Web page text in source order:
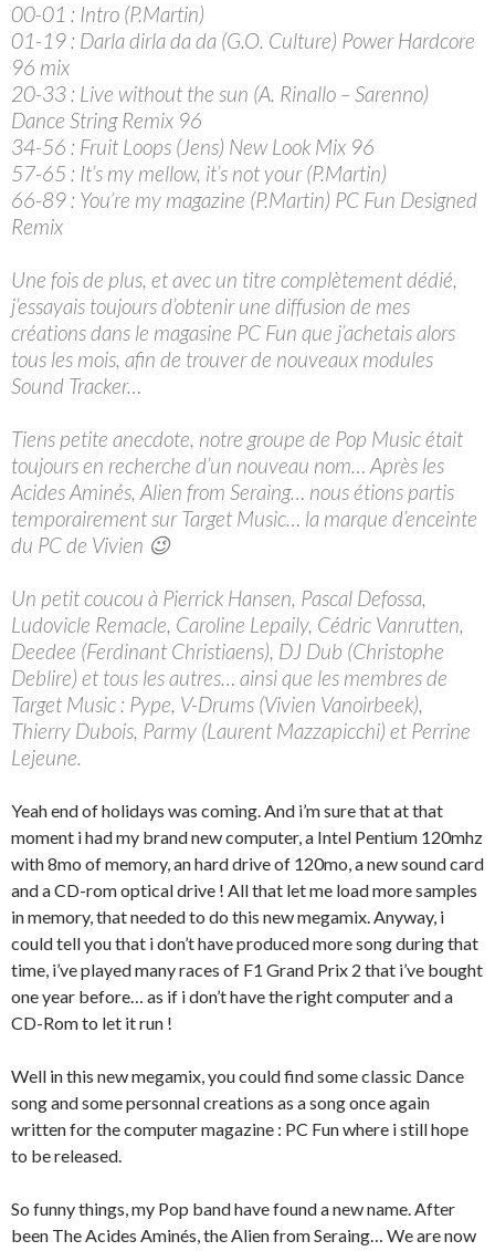
00-01 : Intro (P.Martin)
01-19 : Darla dirla da da (G.O. Culture) Power Hardcore
96 mix
20-33 : Live without the sun (A. Rinallo – Sarenno)
Dance String Remix 96
34-56 : Fruit Loops (Jens) New Look Mix 96
57-65 : It’s my mellow, it’s not your (P.Martin)
66-89 : You’re my magazine (P.Martin) PC Fun Designed
Remix
Une fois de plus, et avec un titre complètement dédié,
j’essayais toujours d’obtenir une diffusion de mes
créations dans le magasine PC Fun que j’achetais alors
tous les mois, afin de trouver de nouveaux modules
Sound Tracker…
Tiens petite anecdote, notre groupe de Pop Music était
toujours en recherche d’un nouveau nom… Après les
Acides Aminés, Alien from Seraing… nous étions partis
temporairement sur Target Music… la marque d’enceinte
du PC de Vivien 😉
Un petit coucou à Pierrick Hansen, Pascal Defossa,
Ludovicle Remacle, Caroline Lepaily, Cédric Vanrutten,
Deedee (Ferdinant Christiaens), DJ Dub (Christophe
Deblire) et tous les autres… ainsi que les membres de
Target Music : Pype, V-Drums (Vivien Vanoirbeek),
Thierry Dubois, Parmy (Laurent Mazzapicchi) et Perrine
Lejeune.
Yeah end of holidays was coming. And i’m sure that at that
moment i had my brand new computer, a Intel Pentium 120mhz
with 8mo of memory, an hard drive of 120mo, a new sound card
and a CD-rom optical drive ! All that let me load more samples
in memory, that needed to do this new megamix. Anyway, i
could tell you that i don’t have produced more song during that
time, i’ve played many races of F1 Grand Prix 2 that i’ve bought
one year before… as if i don’t have the right computer and a
CD-Rom to let it run !
Well in this new megamix, you could find some classic Dance
song and some personnal creations as a song once again
written for the computer magazine : PC Fun where i still hope
to be released.
So funny things, my Pop band have found a new name. After
been The Acides Aminés, the Alien from Seraing… We are now